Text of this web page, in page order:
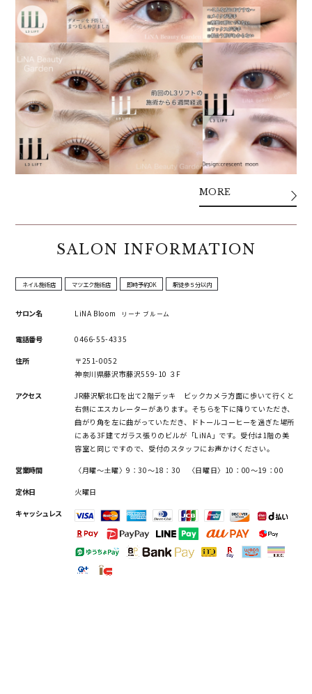
MORE
SALON INFORMATION
ネイル施術店 マツエク施術店 即時予約OK 駅徒歩５分以内
サロン名 LiNA Bloom リーナ ブルーム
電話番号 0466-55-4335
住所
〒251-0052
神奈川県藤沢市藤沢559-10 ３F
アクセス
JR藤沢駅北口を出て2階デッキ ビックカメラ方面に歩いて行くと
右側にエスカレーターがあります。そちらを下に降りていただき、
曲がり角を左に曲がっていただき、ドトールコーヒーを過ぎた場所
にある3F建てガラス張りのビルが「LiNA」です。受付は1階の美
容室と同じですので、受付のスタッフにお声かけください。
営業時間 〈月曜～土曜〉9：30～18：30 〈日曜日〉10：00～19：00
定休日 火曜日
キャッシュレス